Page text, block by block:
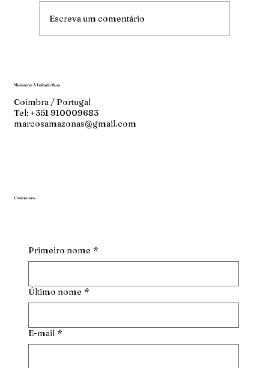
Escreva um comentário
Ministério À Volta da Mesa
Coimbra / Portugal
Tel: +351 910009683
marcosamazonas@gmail.com
Contate-nos
Primeiro nome *
Último nome *
E-mail *